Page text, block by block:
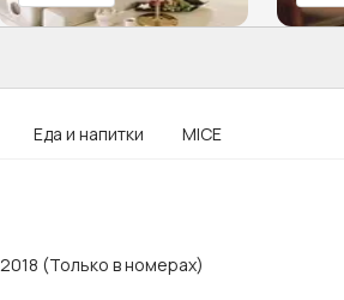
Еда и напитки MICE
2018 (Только в номерах)